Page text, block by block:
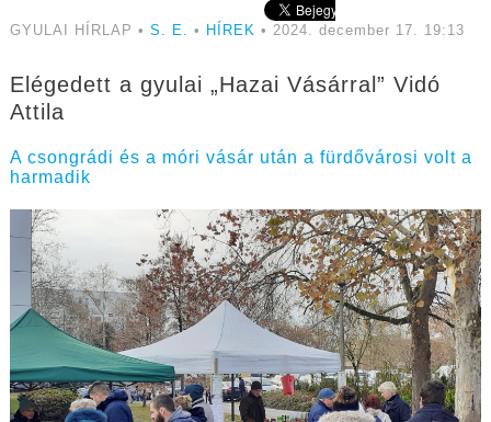
GYULAI HÍRLAP • S. E. • HÍREK • 2024. december 17. 19:13
Elégedett a gyulai „Hazai Vásárral” Vidó
Attila
A csongrádi és a móri vásár után a fürdővárosi volt a
harmadik